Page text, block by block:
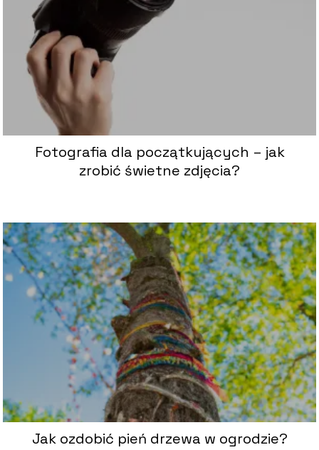
Fotografia dla początkujących – jak
zrobić świetne zdjęcia?
Jak ozdobić pień drzewa w ogrodzie?